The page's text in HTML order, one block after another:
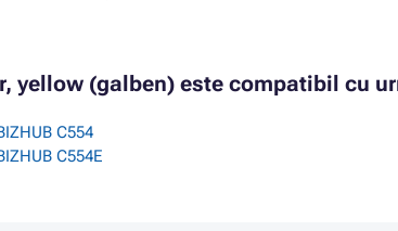
yellow (galben) este compatibil cu
C554
C554E